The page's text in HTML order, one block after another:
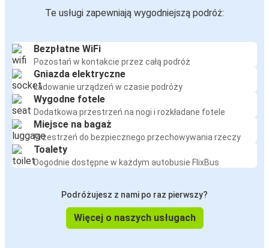
Te usługi zapewniają wygodniejszą podróż:
Bezpłatne WiFi
Pozostań w kontakcie przez całą podróż
Gniazda elektryczne
Ładowanie urządzeń w czasie podróży
Wygodne fotele
Dodatkowa przestrzeń na nogi i rozkładane fotele
Miejsce na bagaż
Przestrzeń do bezpiecznego przechowywania rzeczy
Toalety
Dogodnie dostępne w każdym autobusie FlixBus
Podróżujesz z nami po raz pierwszy?
Więcej o naszych usługach